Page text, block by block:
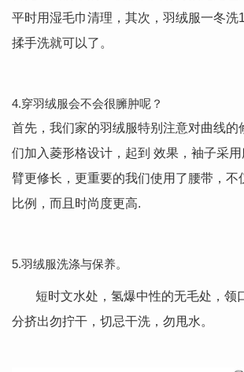
平时用湿毛巾清理，其次，羽绒服一冬洗
揉手洗就可以了。
4.穿羽绒服会不会很臃肿呢？
首先，我们家的羽绒服特别注意对曲线的
们加入菱形格设计，起到 效果，袖子采
臂更修长，更重要的我们使用了腰带，不
比例，而且时尚度更高.
5.羽绒服洗涤与保养。
短时文水处，氢爆中性的无毛处，领
分挤出勿拧干，切忌干洗，勿甩水。